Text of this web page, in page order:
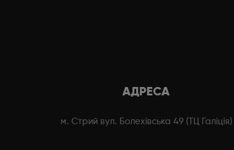
АДРЕСА
м. Стрий вул. Болехівська 49 (ТЦ Галіція)